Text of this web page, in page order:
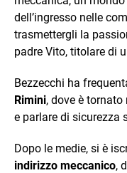
dell’ingresso nelle
trasmettergli la
padre Vito, titolare di
Bezzecchi ha
Rimini, dove è
e parlare di sicurezza
Dopo le medie, si è
indirizzo meccanico,